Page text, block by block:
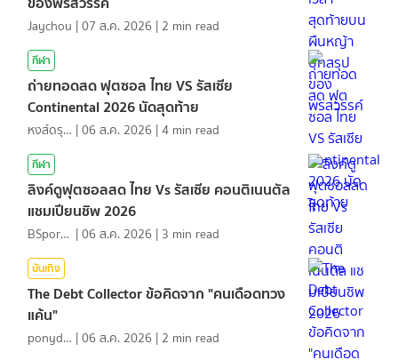
Jaychou |07 ส.ค. 2026 | 2 min read
กีฬา
ถ่ายทอดสด ฟุตซอล ไทย VS รัสเซีย
Continental 2026 นัดสุดท้าย
หงส์ดรุณ |06 ส.ค. 2026 |4 min read
กีฬา
ลิงค์ดูฟุตซอลสด ไทย Vs รัสเซีย คอนติเนนตัล
แชมเปียนชิพ 2026
BSports8 |06 ส.ค. 2026 | 3 min read
บันเทิง
The Debt Collector ข้อคิดจาก "คนเดือดทวง
แค้น"
ponydiary |06 ส.ค. 2026 | 2 min read